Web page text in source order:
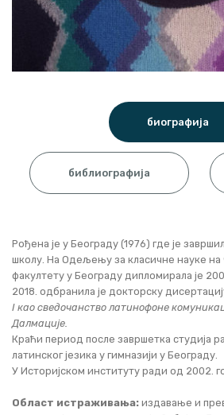
биографија
библиографија
Рођена је у Београду (1976) где је
школу. На Одељењу за класичне науке
факултету у Београду дипломирала је
2018. oдбранила је докторску
I као сведочанство латинофоне
Далмације.
Краћи период после завршетка студија
латинског језика у гимназији у Београду.
У Историјском институту ради од 2002.
Област истраживања: издавање и